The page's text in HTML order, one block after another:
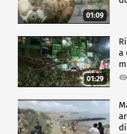
01:09
01:29
a